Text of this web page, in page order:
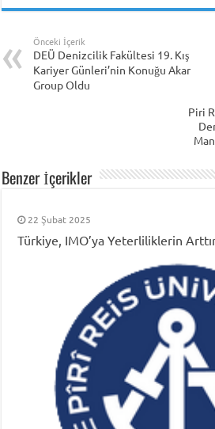
Önceki İçerik
DEÜ Denizcilik Fakültesi 19. Kış
Kariyer Günleri’nin Konuğu Akar
Group Oldu
Piri
Benzer İçerikler
22 Şubat 2025
Türkiye, IMO’ya Yeterliliklerin